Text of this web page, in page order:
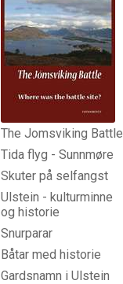
The Jomsviking Battle
Tida flyg - Sunnmøre
Skuter på selfangst
Ulstein - kulturminne
og historie
Snurparar
Båtar med historie
Gardsnamn i Ulstein